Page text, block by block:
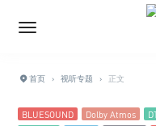
首页 › 视听专题 › 正文
BLUESOUND Dolby Atmos